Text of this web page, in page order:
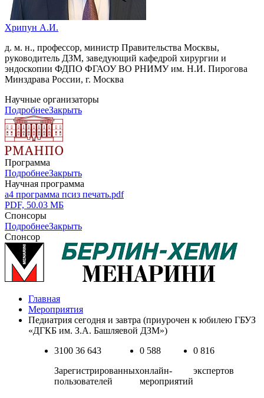
Хрипун А.И.
д. м. н., профессор, министр Правительства Москвы,
руководитель ДЗМ, заведующий кафедрой хирургии и
эндоскопии ФДПО ФГАОУ ВО РНИМУ им. Н.И. Пирогова
Минздрава России, г. Москва
Научные организаторы
ПодробнееЗакрыть
Программа
ПодробнееЗакрыть
Научная программа
а4 программа псиз печать.pdf
PDF, 50.03 МБ
Спонсоры
ПодробнееЗакрыть
Спонсор
Главная
Мероприятия
Педиатрия сегодня и завтра (приурочен к юбилею ГБУЗ
«ДГКБ им. З.А. Башляевой ДЗМ»)
3100 36 643
Зарегистрированных
пользователей
0 588
онлайн-
мероприятий
0 816
экспертов